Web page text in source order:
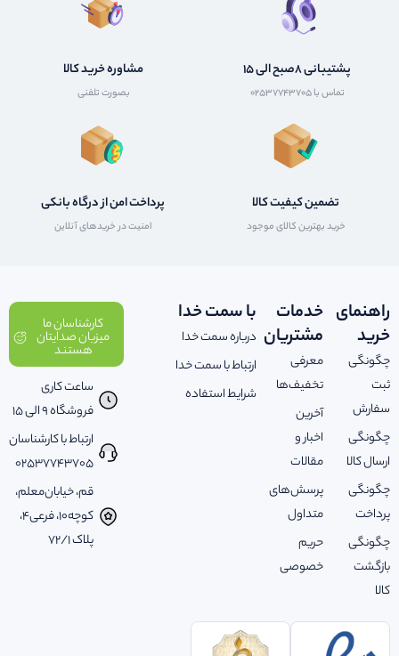
پشتیبانی 8صبح الی 15
تماس با 02537743705
مشاوره خرید کالا
بصورت تلفنی
تضمین کیفیت کالا
خرید بهترین کالای موجود
پرداخت امن از درگاه بانکی
امنیت در خریدهای آنلاین
راهنمای
خرید
چگونگی
ثبت
سفارش
چگونگی
ارسال کالا
چگونگی
پرداخت
چگونگی
بازگشت
کالا
خدمات
مشتریان
معرفی
تخفیف‌ها
آخرین
اخبار و
مقالات
پرسش‌های
متداول
حریم
خصوصی
با سمت خدا
درباره سمت خدا
ارتباط با سمت خدا
شرایط استفاده
کارشناسان ما
میزبان صدایتان
هستند
ساعت کاری
فروشگاه 9 الی 15
ارتباط با کارشناسان
02537743705
قم، خیابان‌معلم،
کوچه‌10، فرعی‌4،
پلاک ‌72/1